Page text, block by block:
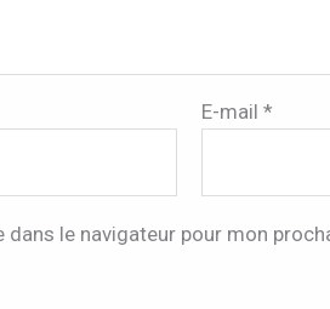
E-mail*
le navigateur pour mon